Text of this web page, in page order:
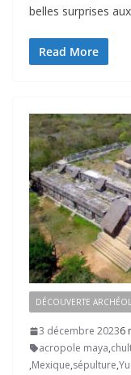
belles surprises
Read More
DÉCOUVERTE
3 décembre 20236
acropole maya,
,Mexique,sépulture,